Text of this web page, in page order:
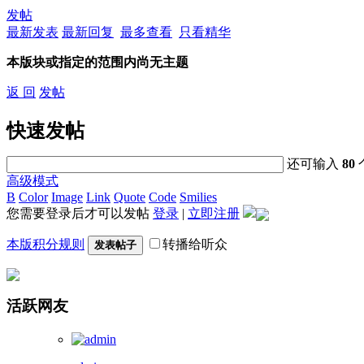
发帖
最新发表 最新回复 最多查看 只看精华
本版块或指定的范围内尚无主题
返 回 发帖
快速发帖
还可输入80
高级模式
B Color Image Link Quote Code Smilies
您需要登录后才可以发帖 登录 | 立即注册
本版积分规则 发表帖子 转播给听众
活跃网友